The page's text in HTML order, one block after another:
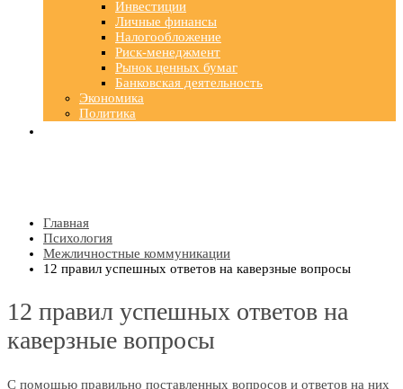
Инвестиции
Личные финансы
Налогообложение
Риск-менеджмент
Рынок ценных бумаг
Банковская деятельность
Экономика
Политика
Главная
Психология
Межличностные коммуникации
12 правил успешных ответов на каверзные вопросы
12 правил успешных ответов на
каверзные вопросы
С помощью правильно поставленных вопросов и ответов на них